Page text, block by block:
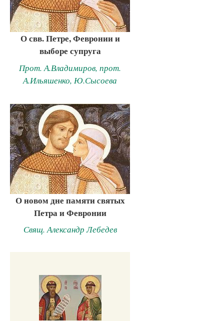
О свв. Петре, Февронии и
выборе супруга
Прот. А.Владимиров, прот.
А.Ильяшенко, Ю.Сысоева
О новом дне памяти святых
Петра и Февронии
Свящ. Александр Лебедев